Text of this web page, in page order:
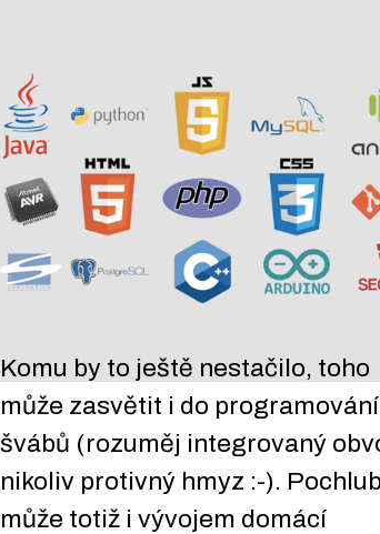
Komu by to ještě nestačilo, toho
může zasvětit i do programování
švábů (rozuměj integrovaný
nikoliv protivný hmyz :-).
může totiž i vývojem domácí